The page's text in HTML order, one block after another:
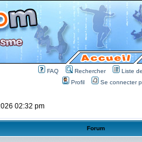
FAQ Rechercher
Liste
Profil
Se connecter
02:32 pm
Forum